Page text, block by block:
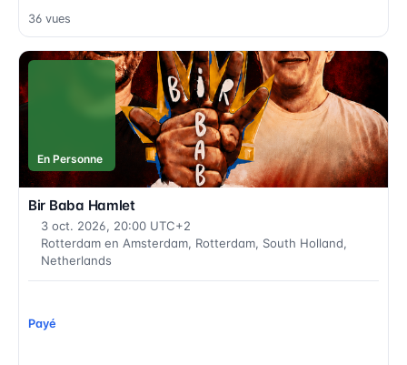
36 vues
En Personne
Bir Baba Hamlet
3 oct. 2026, 20:00 UTC+2
Rotterdam en Amsterdam, Rotterdam, South Holland,
Netherlands
Payé